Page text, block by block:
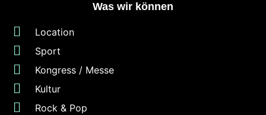
Was wir können
Location
Sport
Kongress / Messe
Kultur
Rock & Pop